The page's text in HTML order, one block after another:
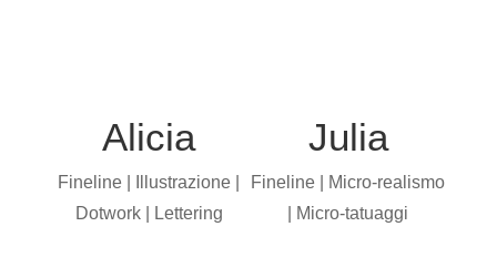
Alicia
Fineline | Illustrazione |
Dotwork | Lettering
Julia
Fineline | Micro-realismo
| Micro-tatuaggi